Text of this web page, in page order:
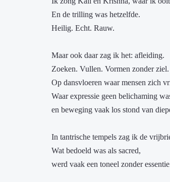
En de trilling was hetzelfde.
Heilig. Echt. Rauw.
Maar ook daar zag ik het: afleiding.
Zoeken. Vullen. Vormen zonder ziel.
Op dansvloeren waar mensen zich
Waar expressie geen belichaming
en beweging vaak los stond van
In tantrische tempels zag ik de
Wat bedoeld was als sacred,
werd vaak een toneel zonder